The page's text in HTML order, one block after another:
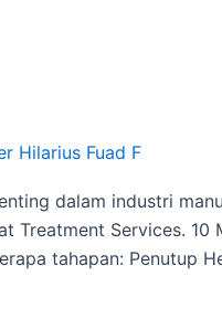
Hilarius Fuad F
dalam industri
Treatment Services. 10
tahapan: Penutup